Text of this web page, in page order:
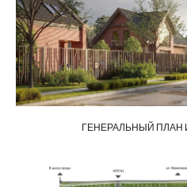
ГЕНЕРАЛЬНЫЙ ПЛАН